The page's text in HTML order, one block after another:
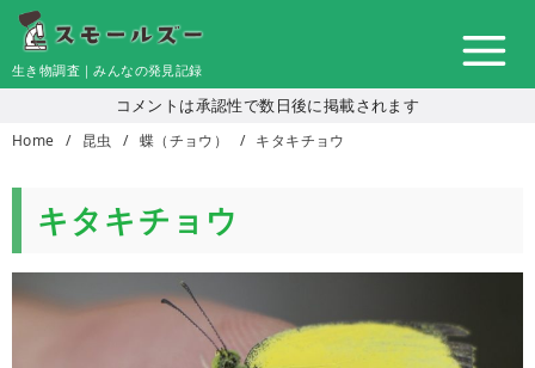
コ
テ
ツ
生き物調査｜みんなの発見記録
コメントは承認性で数日後に掲載されます
Home 昆虫 蝶（チョウ） キタキチョウ
キタキチョウ